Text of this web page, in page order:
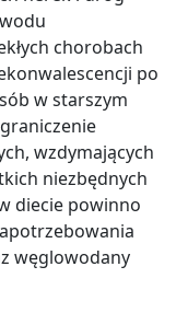
chorobach
po
w starszym
wzdymających
niezbędnych
diecie powinno
węglowodany